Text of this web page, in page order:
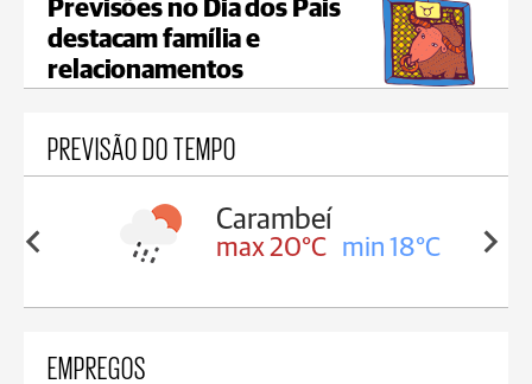
Previsões no Dia dos Pais
destacam família e
relacionamentos
PREVISÃO DO TEMPO
Carambeí
max 20°C min 18°C max
EMPREGOS